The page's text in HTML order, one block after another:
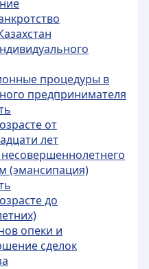
процедуры в
предпринимателя
от
лет
(эмансипация)
до
опеки и
сделок